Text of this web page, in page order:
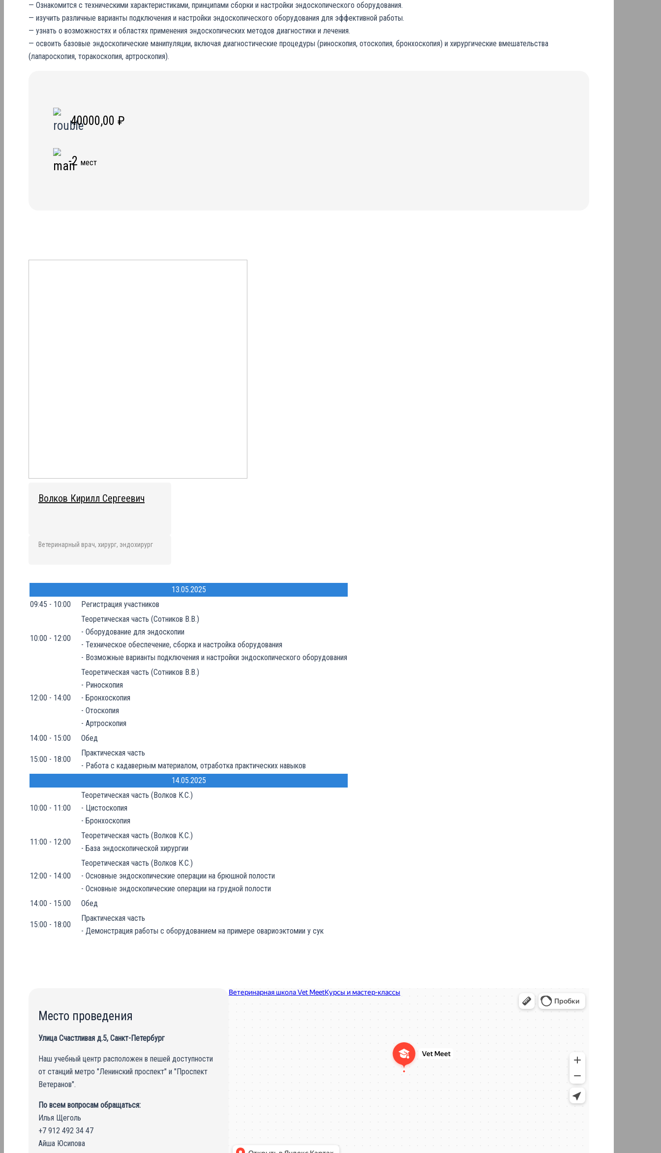
— Ознакомится с техническими характеристиками, принципами сборки и настройки эндоскопического оборудования.
— изучить различные варианты подключения и настройки эндоскопического оборудования для эффективной работы.
— узнать о возможностях и областях применения эндоскопических методов диагностики и лечения.
— освоить базовые эндоскопические манипуляции, включая диагностические процедуры (риноскопия, отоскопия, бронхоскопия) и хирургические вмешательства
(лапароскопия, торакоскопия, артроскопия).
40000,00 ₽
-2 мест
Волков Кирилл Сергеевич
Ветеринарный врач, хирург, эндохирург
13.05.2025
09:45 - 10:00
Регистрация участников
10:00 - 12:00
Теоретическая часть (Сотников В.В.)
- Оборудование для эндоскопии
- Техническое обеспечение, сборка и настройка оборудования
- Возможные варианты подключения и настройки эндоскопического оборудования
12:00 - 14:00
Теоретическая часть (Сотников В.В.)
- Риноскопия
- Бронхоскопия
- Отоскопия
- Артроскопия
14:00 - 15:00
Обед
15:00 - 18:00
Практическая часть
- Работа с кадаверным материалом, отработка практических навыков
14.05.2025
10:00 - 11:00
Теоретическая часть (Волков К.С.)
- Цистоскопия
- Бронхоскопия
11:00 - 12:00
Теоретическая часть (Волков К.С.)
- База эндоскопической хирургии
12:00 - 14:00
Теоретическая часть (Волков К.С.)
- Основные эндоскопические операции на брюшной полости
- Основные эндоскопические операции на грудной полости
14:00 - 15:00
Обед
15:00 - 18:00
Практическая часть
- Демонстрация работы с оборудованием на примере овариоэктомии у сук
Место проведения
Улица Счастливая д.5, Санкт-Петербург
Наш учебный центр расположен в пешей доступности
от станций метро "Ленинский проспект" и "Проспект
Ветеранов".
По всем вопросам обращаться:
Илья Щеголь
+7 912 492 34 47
Айша Юсипова